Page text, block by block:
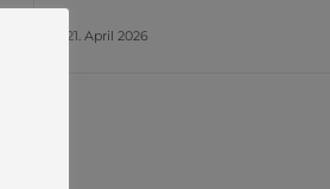
21. April 2026